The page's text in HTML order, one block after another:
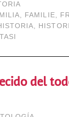
, FAMILIE,
,
del